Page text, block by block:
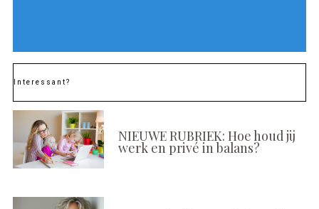
Interessant?
NIEUWE RUBRIEK: Hoe houd jij
werk en privé in balans?